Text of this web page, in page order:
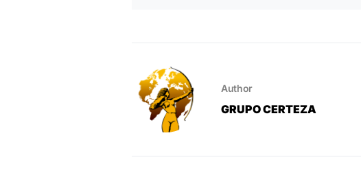
Author
GRUPO CERTEZA